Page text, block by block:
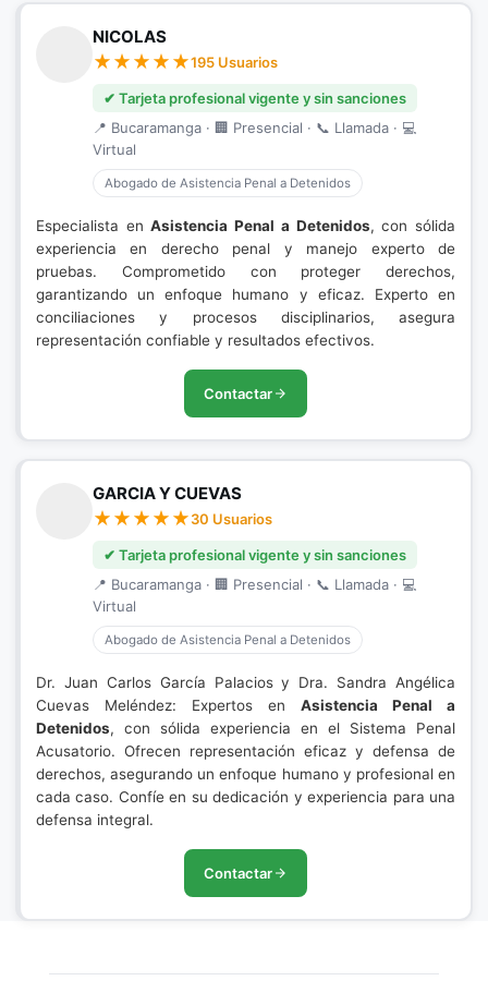
NICOLAS
195 Usuarios
✔ Tarjeta profesional vigente y sin sanciones
📍 Bucaramanga · 🏢 Presencial · 📞 Llamada · 💻
Virtual
Abogado de Asistencia Penal a Detenidos
Especialista enAsistencia Penal a Detenidos, con sólida
experiencia en derecho penal y manejo experto de
pruebas. Comprometido con proteger derechos,
garantizando un enfoque humano y eficaz. Experto en
conciliaciones y procesos disciplinarios, asegura
representación confiable y resultados efectivos.
Contactar
GARCIA Y CUEVAS
30 Usuarios
✔ Tarjeta profesional vigente y sin sanciones
📍 Bucaramanga · 🏢 Presencial · 📞 Llamada · 💻
Virtual
Abogado de Asistencia Penal a Detenidos
Dr. Juan Carlos García Palacios y Dra. Sandra Angélica
Cuevas Meléndez: Expertos en Asistencia Penal a
Detenidos, con sólida experiencia en el Sistema Penal
Acusatorio. Ofrecen representación eficaz y defensa de
derechos, asegurando un enfoque humano y profesional en
cada caso. Confíe en su dedicación y experiencia para una
defensa integral.
Contactar